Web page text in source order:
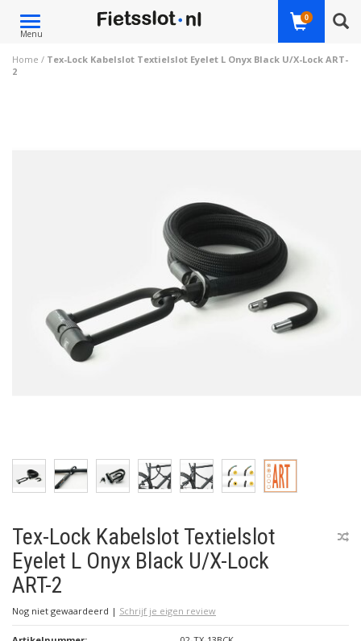
Toggle
navigation
Menu
0
Home / Tex-Lock Kabelslot Textielslot Eyelet L Onyx Black U/X-Lock ART-
2
Tex-Lock Kabelslot Textielslot
Eyelet L Onyx Black U/X-Lock
ART-2
Nog niet gewaardeerd | Schrijf je eigen review